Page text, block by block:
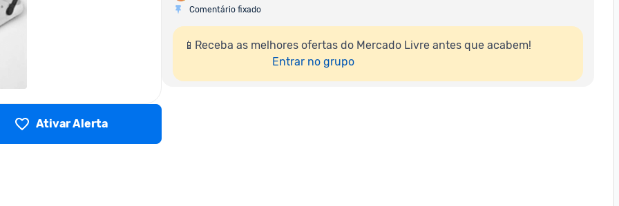
Ativar Alerta
Comentário fixado
📱Receba as melhores ofertas do Mercado Livre antes que acabem!
Entrar no grupo